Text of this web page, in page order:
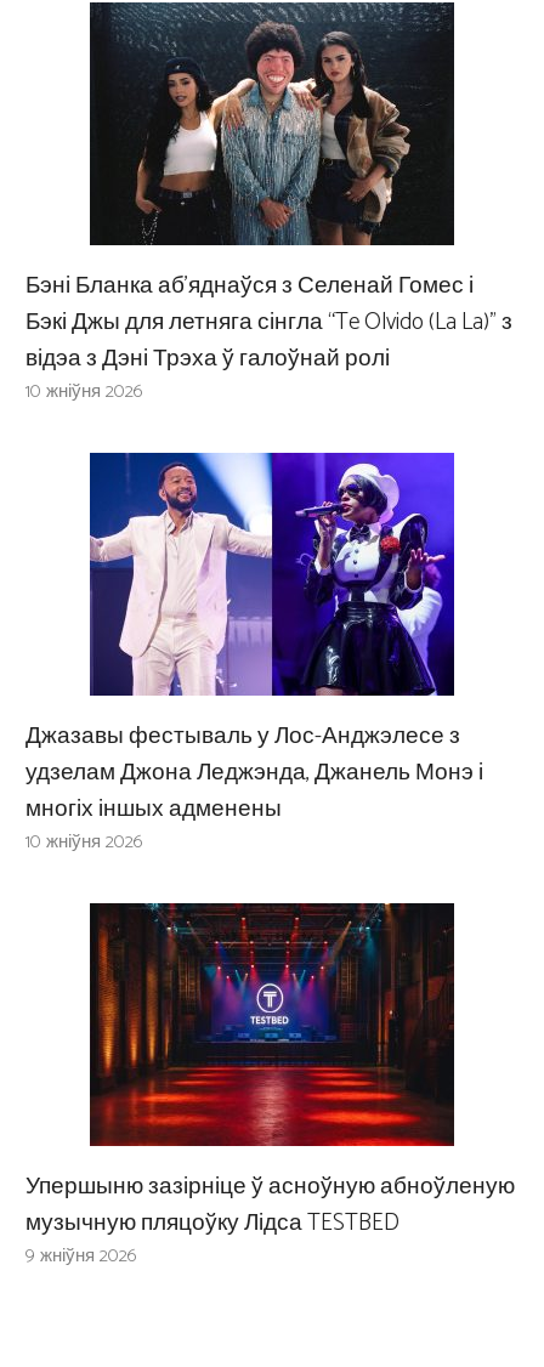
Бэні Бланка аб’яднаўся з Селенай Гомес і
Бэкі Джы для летняга сінгла “Te Olvido (La La)” з
відэа з Дэні Трэха ў галоўнай ролі
10 жніўня 2026
Джазавы фестываль у Лос-Анджэлесе з
удзелам Джона Леджэнда, Джанель Монэ і
многіх іншых адменены
10 жніўня 2026
Упершыню зазірніце ў асноўную абноўленую
музычную пляцоўку Лідса TESTBED
9 жніўня 2026